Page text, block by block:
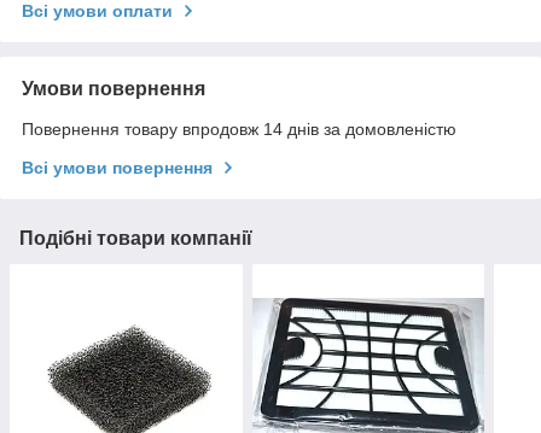
Всі умови оплати
Умови повернення
Повернення товару впродовж 14 днів за домовленістю
Всі умови повернення
Подібні товари компанії